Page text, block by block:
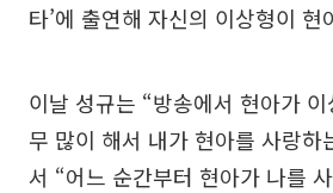
타’에 출연해 자신의 이상형이 현
이날 성규는 “방송에서 현아가
무 많이 해서 내가 현아를 사랑하
서 “어느 순간부터 현아가 나를